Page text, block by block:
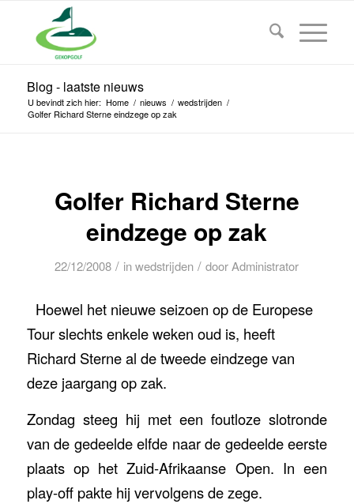
Blog - laatste nieuws
U bevindt zich hier: Home / nieuws / wedstrijden /
Golfer Richard Sterne eindzege op zak
Golfer Richard Sterne
eindzege op zak
22/12/2008 / inwedstrijden / door Administrator
Hoewel het nieuwe seizoen op de Europese
Tour slechts enkele weken oud is, heeft
Richard Sterne al de tweede eindzege van
deze jaargang op zak.
Zondag steeg hij met een foutloze slotronde
van de gedeelde elfde naar de gedeelde eerste
plaats op het Zuid-Afrikaanse Open. In een
play-off pakte hij vervolgens de zege.